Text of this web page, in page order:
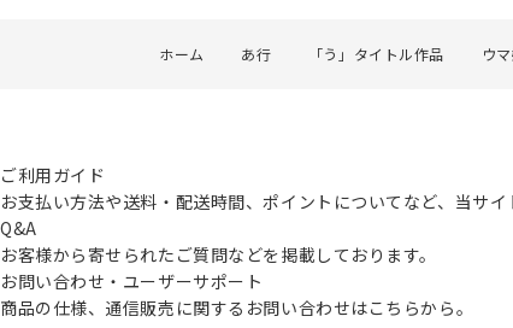
ホーム あ行 「う」タイトル作品 ウ
ご利用ガイド
お支払い方法や送料・配送時間、ポイントについてなど、当サ
Q&A
お客様から寄せられたご質問などを掲載しております。
お問い合わせ・ユーザーサポート
商品の仕様、通信販売に関するお問い合わせはこちらから。